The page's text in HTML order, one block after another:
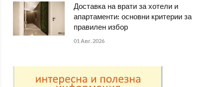
Доставка на врати за хотели и
апартаменти: основни критерии за
правилен избор
01 Авг. 2026